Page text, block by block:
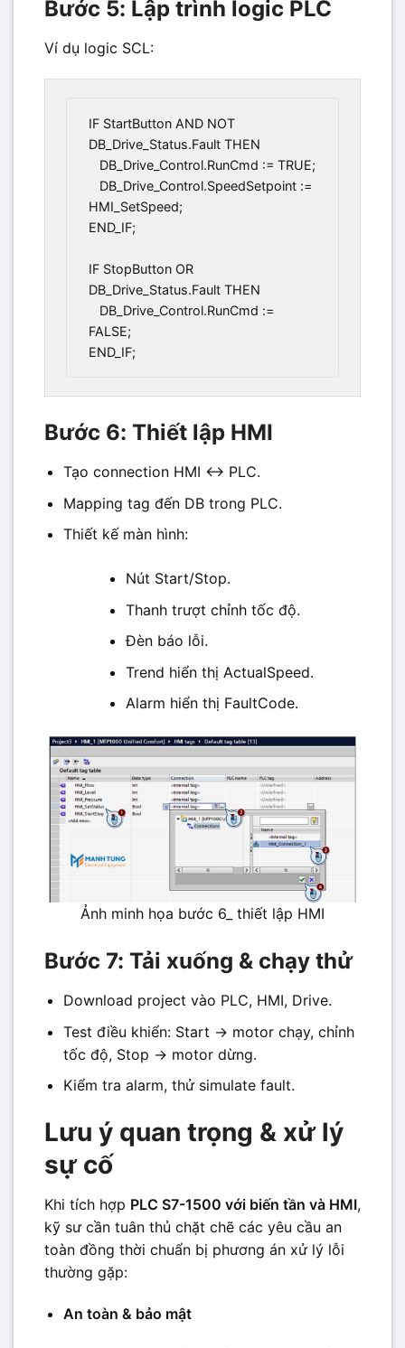
Bước 5: Lập trình logic PLC
Ví dụ logic SCL:
IF StartButton AND NOT
DB_Drive_Status.Fault THEN
HMI_SetSpeed;
END_IF;
IF StopButton OR
DB_Drive_Status.Fault THEN
FALSE;
Bước 6: Thiết lập HMI
Tạo connection HMI ↔ PLC.
Mapping tag đến DB trong PLC.
Thiết kế màn hình:
Nút Start/Stop.
Thanh trượt chỉnh tốc độ.
Đèn báo lỗi.
Trend hiển thị ActualSpeed.
Alarm hiển thị FaultCode.
Ảnh minh họa bước 6_ thiết lập HMI
Bước 7: Tải xuống & chạy thử
Download project vào PLC, HMI, Drive.
Test điều khiển: Start → motor chạy, chỉnh
tốc độ, Stop → motor dừng.
Kiểm tra alarm, thử simulate fault.
Lưu ý quan trọng & xử lý
sự cố
Khi tích hợp PLC S7-1500 với biến tần và HMI,
kỹ sư cần tuân thủ chặt chẽ các yêu cầu an
toàn đồng thời chuẩn bị phương án xử lý lỗi
thường gặp:
An toàn & bảo mật